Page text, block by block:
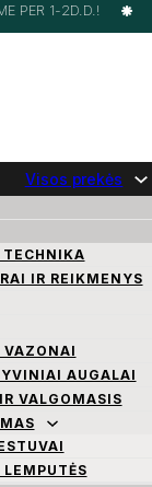
PER 1-2D.D.!
Visos prekės
IR REIKMENYS
VAZONAI
AUGALAI
VALGOMASIS
LEMPUTĖS